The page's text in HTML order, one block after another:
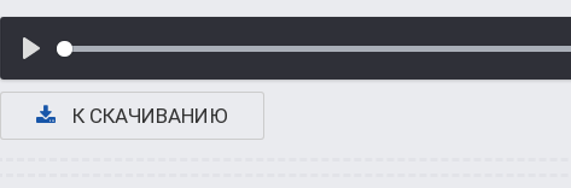
К СКАЧИВАНИЮ